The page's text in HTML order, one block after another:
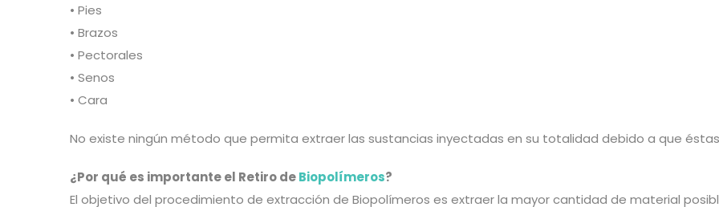
• Pies
• Brazos
• Pectorales
• Senos
• Cara
No existe ningún método que permita extraer las sustancias inyectadas en su totalidad debido a que
¿Por qué es importante el Retiro deBiopolímeros?
El objetivo del procedimiento de extracción de Biopolímeros es extraer la mayor cantidad de material